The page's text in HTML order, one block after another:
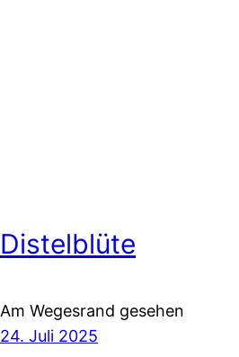
Distelblüte
Am Wegesrand gesehen
24. Juli 2025